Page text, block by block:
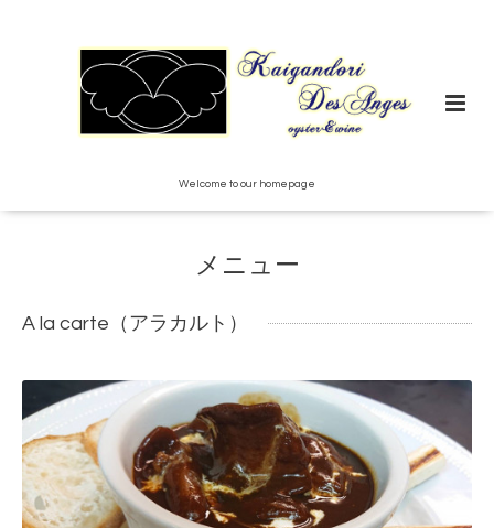
Welcome to our homepage
メニュー
A la carte（アラカルト）